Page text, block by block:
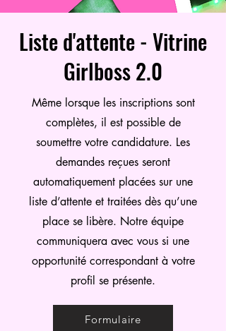
Liste d'attente - Vitrine
Girlboss 2.0
Même lorsque les inscriptions sont
complètes, il est possible de
soumettre votre candidature. Les
demandes reçues seront
automatiquement placées sur une
liste d’attente et traitées dès qu’une
place se libère. Notre équipe
communiquera avec vous si une
opportunité correspondant à votre
profil se présente.
Formulaire